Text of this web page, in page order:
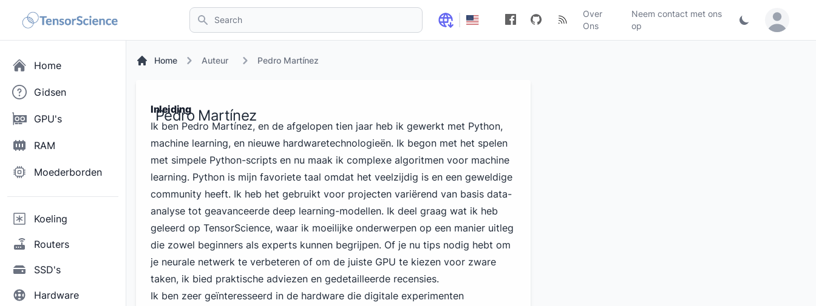
Search
Over
Ons
Neem contact met ons
op
Sign in /
Home
Gidsen
GPU's
RAM
Moederborden
Koeling
Routers
SSD's
Hardware
Home Auteur Pedro Martínez
Inleiding
Pedro Martínez
Ik ben Pedro Martínez, en de afgelopen tien jaar heb ik gewerkt met Python,
machine learning, en nieuwe hardwaretechnologieën. Ik begon met het spelen
met simpele Python-scripts en nu maak ik complexe algoritmen voor machine
learning. Python is mijn favoriete taal omdat het veelzijdig is en een geweldige
community heeft. Ik heb het gebruikt voor projecten variërend van basis data-
analyse tot geavanceerde deep learning-modellen. Ik deel graag wat ik heb
geleerd op TensorScience, waar ik moeilijke onderwerpen op een manier uitleg
die zowel beginners als experts kunnen begrijpen. Of je nu tips nodig hebt om
je neurale netwerk te verbeteren of om de juiste GPU te kiezen voor zware
taken, ik bied praktische adviezen en gedetailleerde recensies.
Ik ben zeer geïnteresseerd in de hardware die digitale experimenten